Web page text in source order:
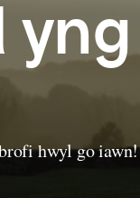
yng
hwyl go iawn!